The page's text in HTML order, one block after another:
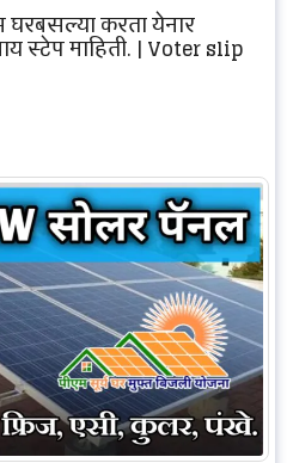
करता येनार
स्टेप माहिती. | Voter slip